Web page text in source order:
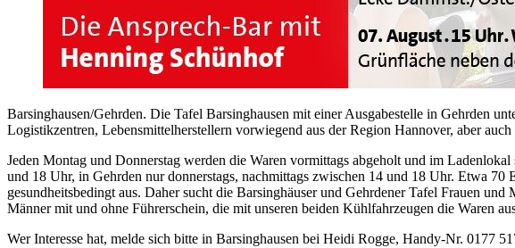
Barsinghausen/Gehrden. Die Tafel Barsinghausen mit einer Ausgabestelle in Gehrden
Logistikzentren, Lebensmittelherstellern vorwiegend aus der Region Hannover, aber auch
Jeden Montag und Donnerstag werden die Waren vormittags abgeholt und im
und 18 Uhr, in Gehrden nur donnerstags, nachmittags zwischen 14 und 18 Uhr. Etwa
gesundheitsbedingt aus. Daher sucht die Barsinghäuser und Gehrdener Tafel Frauen
Männer mit und ohne Führerschein, die mit unseren beiden Kühlfahrzeugen die Waren
Wer Interesse hat, melde sich bitte in Barsinghausen bei Heidi Rogge, Handy-Nr. 0177